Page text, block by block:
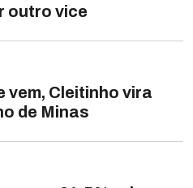
outro vice
vem, Cleitinho vira
de Minas